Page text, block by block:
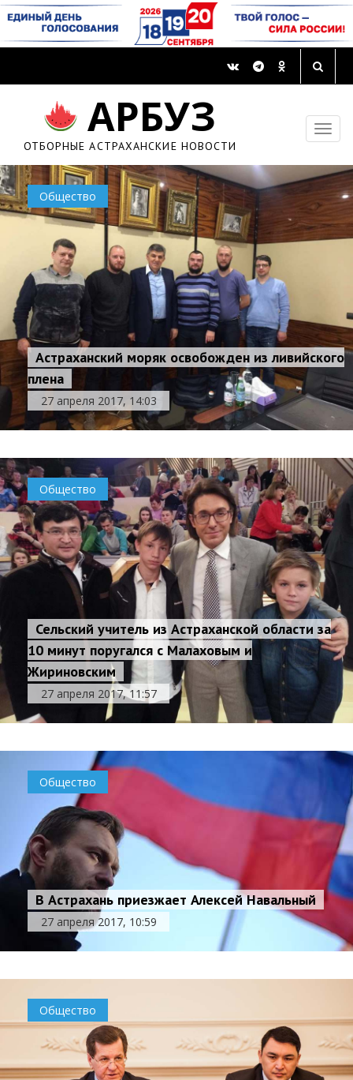
АРБУЗ
ОТБОРНЫЕ АСТРАХАНСКИЕ НОВОСТИ
Общество
Астраханский моряк освобожден из ливийского
плена
27 апреля 2017, 14:03
Общество
Сельский учитель из Астраханской области за
10 минут поругался с Малаховым и
Жириновским
27 апреля 2017, 11:57
Общество
В Астрахань приезжает Алексей Навальный
27 апреля 2017, 10:59
Общество